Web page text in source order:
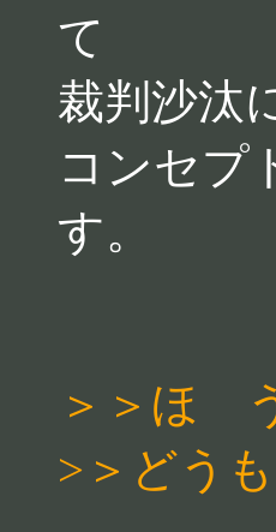
て
裁判沙汰
コンセプ
す。
＞＞ほ
>＞どうも